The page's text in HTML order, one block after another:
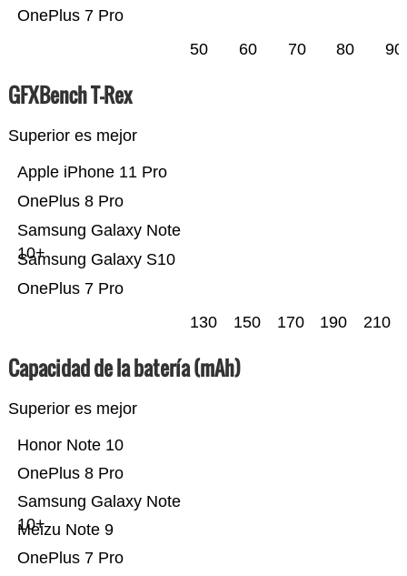
OnePlus 7 Pro
50 60 70 80 90
GFXBench T-Rex
Superior es mejor
OnePlus 7 Pro
Samsung Galaxy S10
Samsung Galaxy Note
10+
OnePlus 8 Pro
Apple iPhone 11 Pro
130 150 170 190 210
Capacidad de la batería (mAh)
Superior es mejor
OnePlus 7 Pro
Meizu Note 9
Samsung Galaxy Note
10+
OnePlus 8 Pro
Honor Note 10